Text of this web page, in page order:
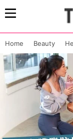
Home Beauty